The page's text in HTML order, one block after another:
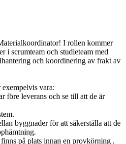
I rollen kommer
i scrumteam och studieteam med
och koordinering av frakt av
vara:
före leverans och se till att de är
byggnader för att säkerställa att de
på plats innan en provkörning ,